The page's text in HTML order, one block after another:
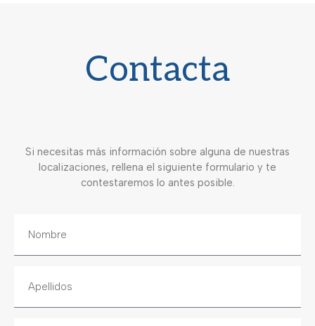
Contacta
Si necesitas más información sobre alguna de nuestras
localizaciones, rellena el siguiente formulario y te
contestaremos lo antes posible.